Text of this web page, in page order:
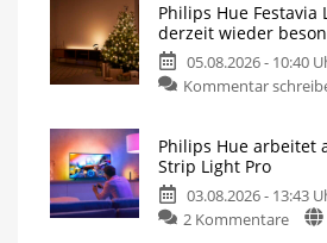
Philips Hue Festavia
derzeit wieder
05.08.2026 - 10:40
Kommentar
Philips Hue arbeitet
Strip Light Pro
03.08.2026 - 13:43
2 Kommentare